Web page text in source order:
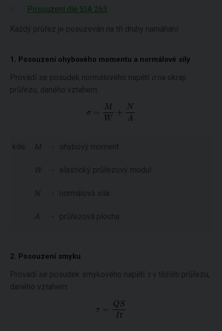
Posouzení dle SIA 263
Každý průřez je posuzován na tři druhy namáhání:
1. Posouzení ohybového momentu a normálové síly
Provádí se posudek normálového napětí σ na okraji
průřezu, daného vztahem:
kde: M - ohybový moment
W - elastický průřezový modul
N - normálová síla
A - průřezová plocha
2. Posouzení smyku
Provádí se posudek smykového napětí τ v těžišti průřezu,
daného vztahem: